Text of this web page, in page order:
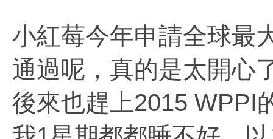
小紅莓今年申請全球最
通過呢，真的是太開心
後來也趕上2015 WPPI